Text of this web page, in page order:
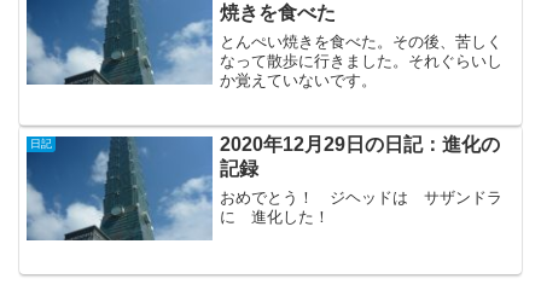
焼きを食べた
とんぺい焼きを食べた。その後、苦しく
なって散歩に行きました。それぐらいし
か覚えていないです。
日記
2020年12月29日の日記：進化の
記録
おめでとう！ ジヘッドは サザンドラ
に 進化した！